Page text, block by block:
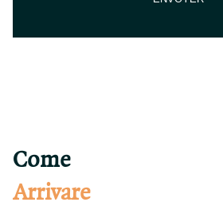
Come
Arrivare